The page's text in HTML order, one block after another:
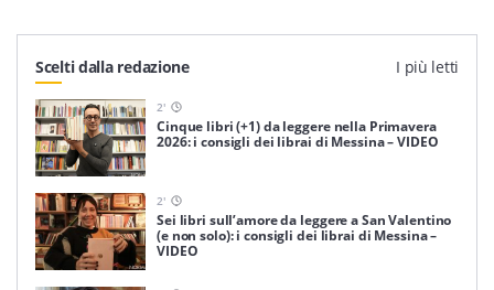
Scelti dalla redazione I più letti
2'
Cinque libri (+1) da leggere nella Primavera
2026: i consigli dei librai di Messina – VIDEO
2'
Sei libri sull’amore da leggere a San Valentino
(e non solo): i consigli dei librai di Messina –
VIDEO